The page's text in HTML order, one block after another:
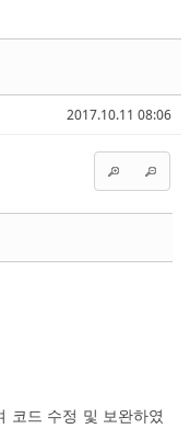
2017.10.11 08:06
코드 수정 및 보완하였
북5
북5
북5
북5